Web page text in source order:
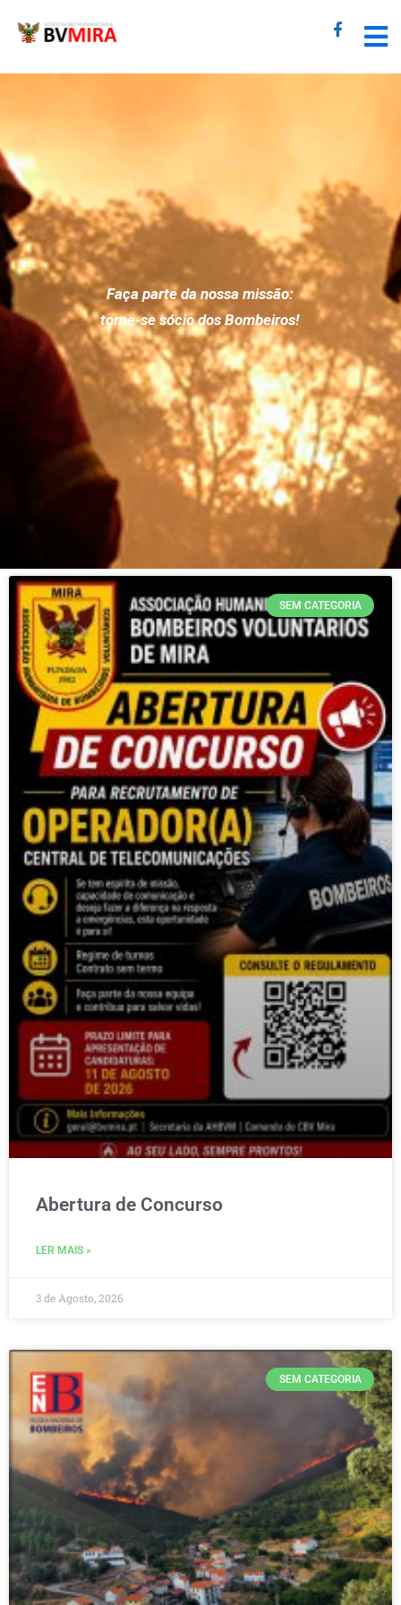
Faça parte da nossa missão:
torne-se sócio dos Bombeiros!
Últimas Notícias
SEM CATEGORIA
Abertura de Concurso
LER MAIS »
3 de Agosto, 2026
SEM CATEGORIA